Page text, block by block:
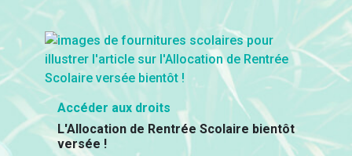
Accéder aux droits
L'Allocation de Rentrée Scolaire bientôt
versée !